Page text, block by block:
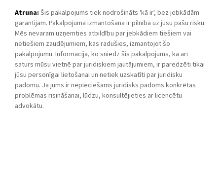
Atruna: Šis pakalpojums tiek nodrošināts 'kā ir', bez jebkādām
garantijām. Pakalpojuma izmantošana ir pilnībā uz jūsu pašu risku.
Mēs nevaram uzņemties atbildību par jebkādiem tiešiem vai
netiešiem zaudējumiem, kas radušies, izmantojot šo
pakalpojumu. Informācija, ko sniedz šis pakalpojums, kā arī
saturs mūsu vietnē par juridiskiem jautājumiem, ir paredzēti tikai
jūsu personīgai lietošanai un netiek uzskatīti par juridisku
padomu. Ja jums ir nepieciešams juridisks padoms konkrētas
problēmas risināšanai, lūdzu, konsultējieties ar licencētu
advokātu.